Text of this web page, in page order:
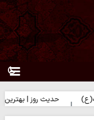
حدیث روز | بهترین